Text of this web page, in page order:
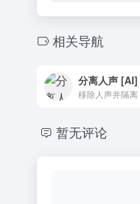
相关导航
分离人声 [AI]
移除人声并隔离
暂无评论